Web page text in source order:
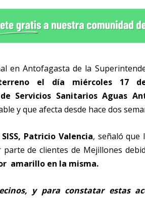
en Antofagasta de la
el día miércoles 17
Servicios Sanitarios Aguas
y que afecta desde hace dos
Patricio Valencia, señaló que
de clientes de Mejillones
amarillo en la misma.
y para constatar estas